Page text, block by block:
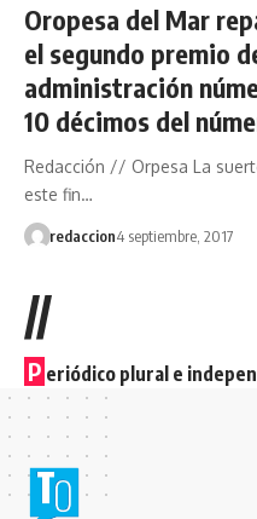
Oropesa del Mar
el segundo premio
administración
10 décimos del
Redacción // Orpesa La
este fin…
redaccion4 septiembre, 2017
//
P eriódico plural e